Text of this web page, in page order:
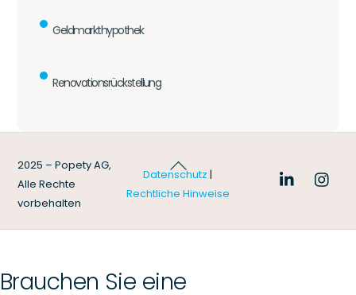
Geldmarkthypothek
Renovationsrückstellung
Back
To
Top
2025 – Popety AG,
Alle Rechte
vorbehalten
Datenschutz |
Rechtliche Hinweise
Brauchen Sie eine